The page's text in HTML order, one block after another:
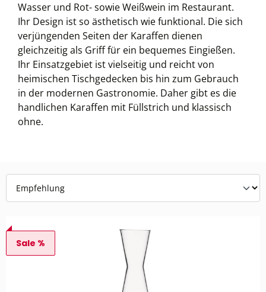
Wasser und Rot- sowie Weißwein im Restaurant.
Ihr Design ist so ästhetisch wie funktional. Die sich
verjüngenden Seiten der Karaffen dienen
gleichzeitig als Griff für ein bequemes Eingießen.
Ihr Einsatzgebiet ist vielseitig und reicht von
heimischen Tischgedecken bis hin zum Gebrauch
in der modernen Gastronomie. Daher gibt es die
handlichen Karaffen mit Füllstrich und klassisch
ohne.
Sale %